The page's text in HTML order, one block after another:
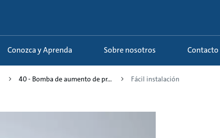
Conozca y Aprenda Sobre nosotros Contacto
40 - Bomba de aumento de pr... Fácil instalación